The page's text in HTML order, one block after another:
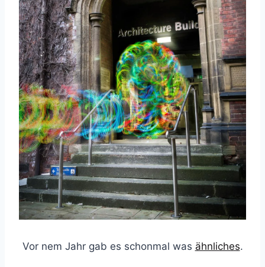
Vor nem Jahr gab es schonmal was ähnliches.